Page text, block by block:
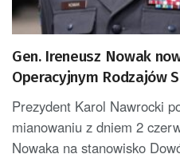
Gen. Ireneusz Nowak
Operacyjnym Rodzajów
Prezydent Karol Nawrocki
mianowaniu z dniem 2
Nowaka na stanowisko